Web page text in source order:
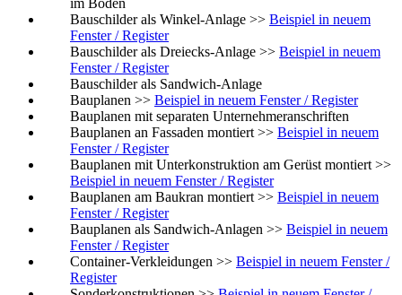
im Boden
Bauschilder als Winkel-Anlage >> Beispiel in neuem
Fenster / Register
Bauschilder als Dreiecks-Anlage >> Beispiel in neuem
Fenster / Register
Bauschilder als Sandwich-Anlage
Bauplanen >> Beispiel in neuem Fenster / Register
Bauplanen mit separaten Unternehmeranschriften
Bauplanen an Fassaden montiert >> Beispiel in neuem
Fenster / Register
Bauplanen mit Unterkonstruktion am Gerüst montiert >>
Beispiel in neuem Fenster / Register
Bauplanen am Baukran montiert >> Beispiel in neuem
Fenster / Register
Bauplanen als Sandwich-Anlagen >> Beispiel in neuem
Fenster / Register
Container-Verkleidungen >> Beispiel in neuem Fenster /
Register